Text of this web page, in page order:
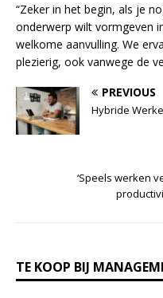
“Zeker in het begin, als je
onderwerp wilt vormgeven
welkome aanvulling. We
plezierig, ook vanwege de
PREVIOUS
Hybride
‘Speels werken
TE KOOP BIJ